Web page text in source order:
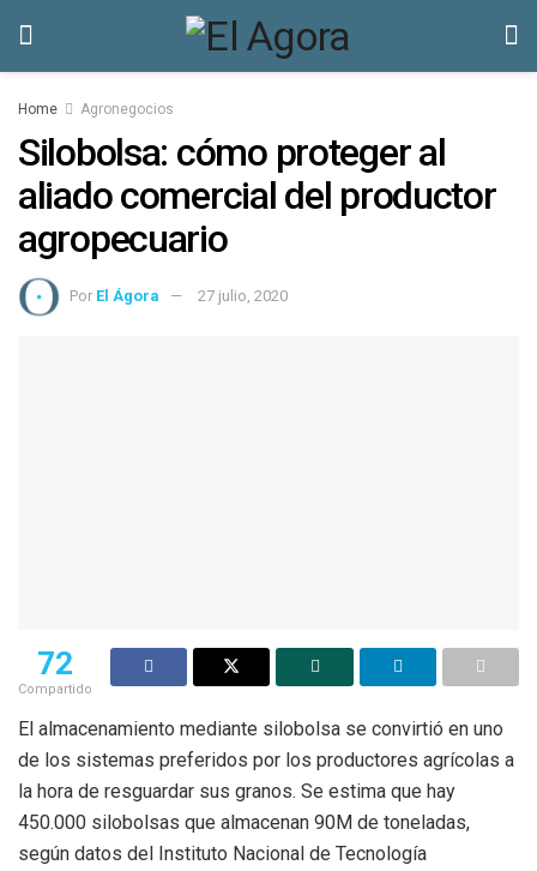
Home Agronegocios
Silobolsa: cómo proteger al
aliado comercial del productor
agropecuario
Por El Ágora 27 julio, 2020
72
Compartido
El almacenamiento mediante silobolsa se convirtió en uno
de los sistemas preferidos por los productores agrícolas a
la hora de resguardar sus granos. Se estima que hay
450.000 silobolsas que almacenan 90M de toneladas,
según datos del Instituto Nacional de Tecnología